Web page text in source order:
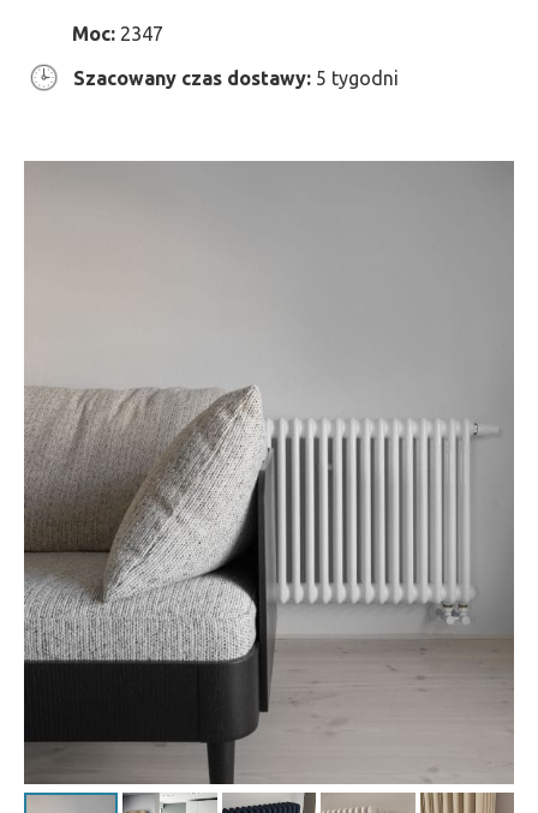
Moc: 2347
Szacowany czas dostawy: 5 tygodni